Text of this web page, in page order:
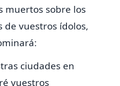
muertos sobre los
de vuestros ídolos,
ciudades en
vuestros